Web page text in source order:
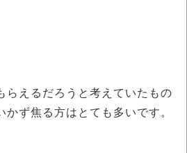
らえるだろうと考えていたもの
ず焦る方はとても多いです。